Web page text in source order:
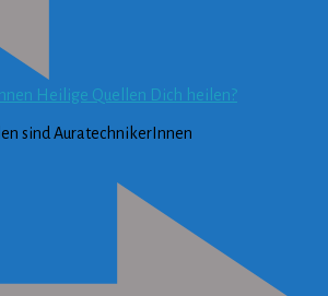
Heilige Quellen Dich heilen?